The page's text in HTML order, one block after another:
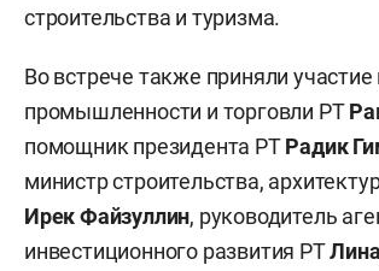
строительства и туризма.
Во встрече также приняли
промышленности и торговли РТ
помощник президента РТРадик
министр строительства,
Ирек Файзуллин, руководитель
инвестиционного развития РТ